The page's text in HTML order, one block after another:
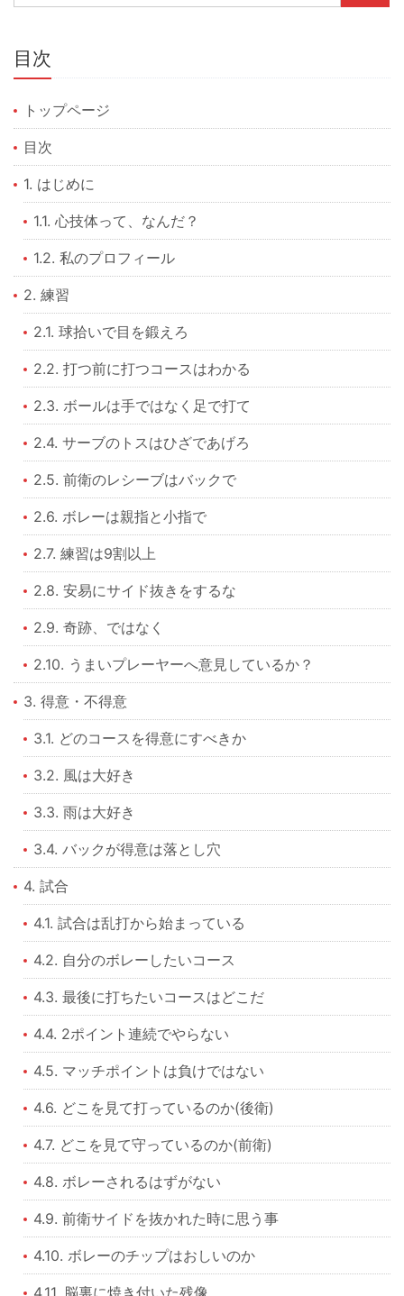
目次
トップページ
目次
1. はじめに
1.1. 心技体って、なんだ？
1.2. 私のプロフィール
2. 練習
2.1. 球拾いで目を鍛えろ
2.2. 打つ前に打つコースはわかる
2.3. ボールは手ではなく足で打て
2.4. サーブのトスはひざであげろ
2.5. 前衛のレシーブはバックで
2.6. ボレーは親指と小指で
2.7. 練習は9割以上
2.8. 安易にサイド抜きをするな
2.9. 奇跡、ではなく
2.10. うまいプレーヤーへ意見しているか？
3. 得意・不得意
3.1. どのコースを得意にすべきか
3.2. 風は大好き
3.3. 雨は大好き
3.4. バックが得意は落とし穴
4. 試合
4.1. 試合は乱打から始まっている
4.2. 自分のボレーしたいコース
4.3. 最後に打ちたいコースはどこだ
4.4. 2ポイント連続でやらない
4.5. マッチポイントは負けではない
4.6. どこを見て打っているのか(後衛)
4.7. どこを見て守っているのか(前衛)
4.8. ボレーされるはずがない
4.9. 前衛サイドを抜かれた時に思う事
4.10. ボレーのチップはおしいのか
4.11. 脳裏に焼き付いた残像